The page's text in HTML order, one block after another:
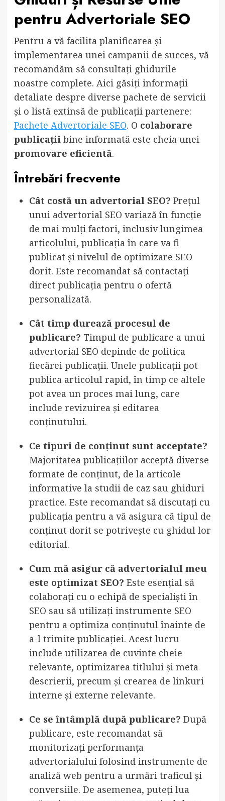
pentru Advertoriale SEO
Pentru a vă facilita planificarea și
implementarea unei campanii de succes, vă
recomandăm să consultați ghidurile
noastre complete. Aici găsiți informații
detaliate despre diverse pachete de servicii
și o listă extinsă de publicații partenere:
Pachete Advertoriale SEO. O colaborare
publicațiibine informată este cheia unei
promovare eficientă.
Întrebări frecvente
Cât costă un advertorial SEO? Prețul
unui advertorial SEO variază în funcție
de mai mulți factori, inclusiv lungimea
articolului, publicația în care va fi
publicat și nivelul de optimizare SEO
dorit. Este recomandat să contactați
direct publicația pentru o ofertă
personalizată.
Cât timp durează procesul de
publicare? Timpul de publicare a unui
advertorial SEO depinde de politica
fiecărei publicații. Unele publicații pot
publica articolul rapid, în timp ce altele
pot avea un proces mai lung, care
include revizuirea și editarea
conținutului.
Ce tipuri de conținut sunt acceptate?
Majoritatea publicațiilor acceptă diverse
formate de conținut, de la articole
informative la studii de caz sau ghiduri
practice. Este recomandat să discutați cu
publicația pentru a vă asigura că tipul de
conținut dorit se potrivește cu ghidul lor
editorial.
Cum mă asigur că advertorialul meu
este optimizat SEO? Este esențial să
colaborați cu o echipă de specialiști în
SEO sau să utilizați instrumente SEO
pentru a optimiza conținutul înainte de
a-l trimite publicației. Acest lucru
include utilizarea de cuvinte cheie
relevante, optimizarea titlului și meta
descrierii, precum și crearea de linkuri
interne și externe relevante.
Ce se întâmplă după publicare? După
publicare, este recomandat să
monitorizați performanța
advertorialului folosind instrumente de
analiză web pentru a urmări traficul și
conversiile. De asemenea, puteți lua